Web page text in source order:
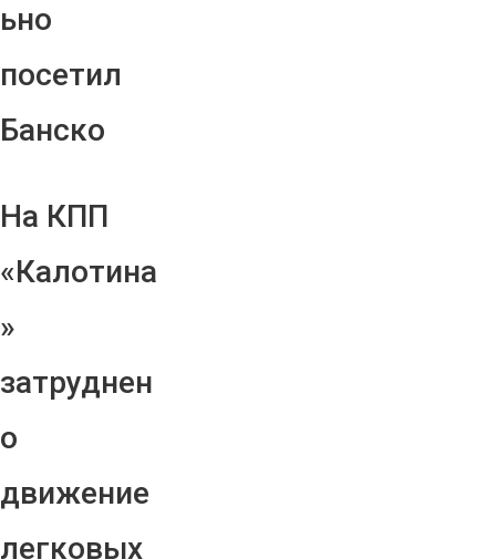
ьно
посетил
Банско
На КПП
«Калотина
»
затруднен
о
движение
легковых